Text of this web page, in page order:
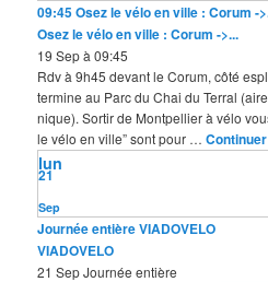
09:45Osez le vélo en ville : Corum -
Osez le vélo en ville : Corum ->...
19 Sep à 09:45
Rdv à 9h45 devant le Corum, côté
termine au Parc du Chai du Terral
nique). Sortir de Montpellier à vélo
le vélo en ville” sont pour …
Sep
21
lun
Journée entièreVIADOVELO
VIADOVELO
21 SepJournée entière